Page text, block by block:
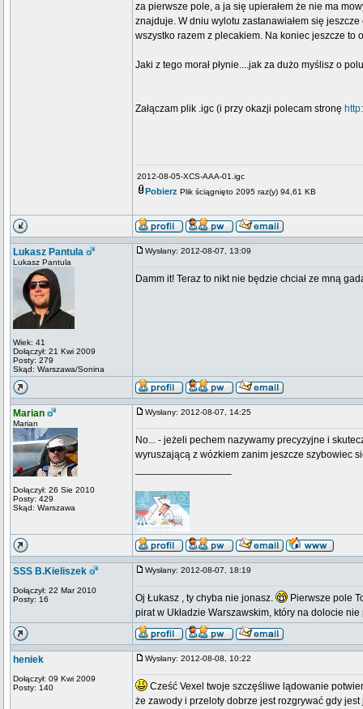
za pierwsze pole, a ja się upierałem że nie ma
znajduje. W dniu wylotu zastanawiałem się
wszystko razem z plecakiem. Na koniec jeszcze to
Jaki z tego morał płynie....jak za dużo myślisz o
Załączam plik .igc (i przy okazji polecam stronę
2012-08-05-XCS-AAA-01.igc
Pobierz Plik ściągnięto 2095 raz(y) 94,61 KB
Lukasz Pantula
Lukasz Pantula
Wiek: 41
Dołączył: 21 Kwi 2009
Posty: 279
Skąd: Warszawa/Sonina
Wysłany: 2012-08-07, 13:09
Damm it! Teraz to nikt nie będzie chciał ze mną
Marian
Marian
Dołączył: 26 Sie 2010
Posty: 429
Skąd: Warszawa
Wysłany: 2012-08-07, 14:25
No... - jeżeli pechem nazywamy precyzyjne i
wyruszającą z wózkiem zanim jeszcze szybowiec
SSS B.Kieliszek
Dołączył: 22 Mar 2010
Posty: 16
Wysłany: 2012-08-07, 18:19
Oj Łukasz , ty chyba nie jonasz.
Pierwsze pole
pirat w Układzie Warszawskim, który na dolocie nie
heniek
Dołączył: 09 Kwi 2009
Posty: 140
Wysłany: 2012-08-08, 10:22
Cześć Vexel twoje szczęśliwe lądowanie
że zawody i przeloty dobrze jest rozgrywać gdy